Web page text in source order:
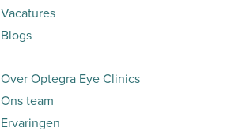
Vacatures
Blogs
Over Optegra Eye Clinics
Ons team
Ervaringen